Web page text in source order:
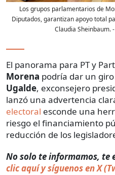
Los grupos parlamentarios de
Diputados, garantizan apoyo total
Claudia Sheinbaum.-
El panorama para PT y
Morena podría dar un
Ugalde, exconsejero
lanzó una advertencia
electoral esconde una
riesgo el financiamiento
reducción de los
No solo te informamos, te
clic aquí y síguenos en X